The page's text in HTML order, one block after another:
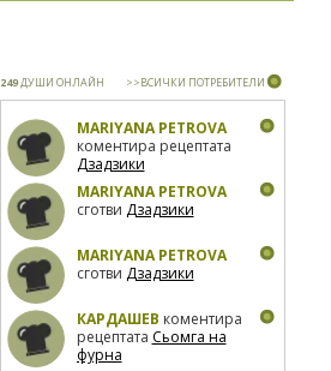
249ДУШИ ОНЛАЙН >>ВСИЧКИ ПОТРЕБИТЕЛИ
MARIYANA PETROVA
коментира рецептата
Дзадзики
MARIYANA PETROVA
сготви Дзадзики
MARIYANA PETROVA
сготви Дзадзики
КАРДАШЕВ коментира
рецептата Сьомга на
фурна